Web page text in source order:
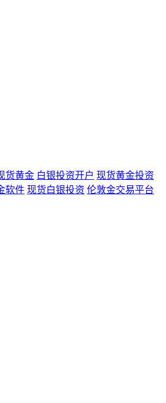
货黄金 白银投资开户 现货黄金投资
软件 现货白银投资 伦敦金交易平台